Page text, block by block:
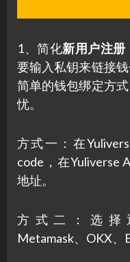
1、简化新用户注册
要输入私钥来链接
简单的钱包绑定方
忧。
方式一：在
code，在Yuliverse
地址。
方式二：选择
Metamask、OKX、